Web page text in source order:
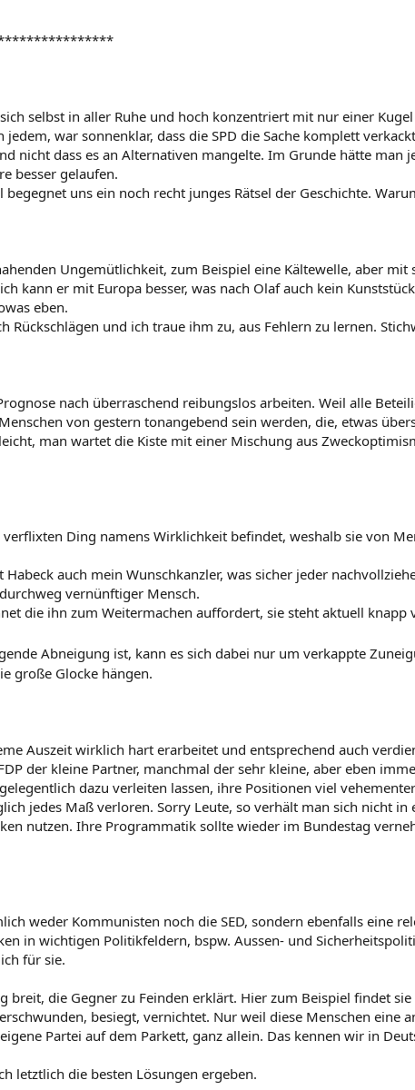
selbst in aller Ruhe und hoch konzentriert mit nur einer
jedem, war sonnenklar, dass die SPD die Sache komplett
nicht dass es an Alternativen mangelte. Im Grunde hätte man
besser gelaufen.
uns ein noch recht junges Rätsel der Geschichte.
Ungemütlichkeit, zum Beispiel eine Kältewelle, aber
kann er mit Europa besser, was nach Olaf auch kein
eben.
Rückschlägen und ich traue ihm zu, aus Fehlern zu lernen.
nach überraschend reibungslos arbeiten. Weil alle
von gestern tonangebend sein werden, die, etwas
man wartet die Kiste mit einer Mischung aus
Ding namens Wirklichkeit befindet, weshalb sie von
auch mein Wunschkanzler, was sicher jeder
vernünftiger Mensch.
die ihn zum Weitermachen auffordert, sie steht aktuell
Abneigung ist, kann es sich dabei nur um verkappte
große Glocke hängen.
Auszeit wirklich hart erarbeitet und entsprechend auch
der kleine Partner, manchmal der sehr kleine, aber eben
dazu verleiten lassen, ihre Positionen viel
jedes Maß verloren. Sorry Leute, so verhält man sich nicht in
nutzen. Ihre Programmatik sollte wieder im Bundestag
weder Kommunisten noch die SED, sondern ebenfalls eine
in wichtigen Politikfeldern, bspw. Aussen- und
für sie.
breit, die Gegner zu Feinden erklärt. Hier zum Beispiel findet
besiegt, vernichtet. Nur weil diese Menschen eine
Partei auf dem Parkett, ganz allein. Das kennen wir in
letztlich die besten Lösungen ergeben.